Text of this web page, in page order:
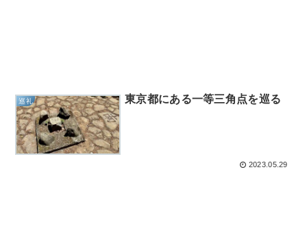
巡礼 東京都にある一等三角点を巡る
2023.05.29